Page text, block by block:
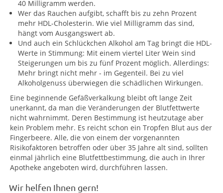
40 Milligramm werden.
Wer das Rauchen aufgibt, schafft bis zu zehn Prozent
mehr HDL-Cholesterin. Wie viel Milligramm das sind,
hängt vom Ausgangswert ab.
Und auch ein Schlückchen Alkohol am Tag bringt die HDL-
Werte in Stimmung: Mit einem viertel Liter Wein sind
Steigerungen um bis zu fünf Prozent möglich. Allerdings:
Mehr bringt nicht mehr - im Gegenteil. Bei zu viel
Alkoholgenuss überwiegen die schädlichen Wirkungen.
Eine beginnende Gefäßverkalkung bleibt oft lange Zeit
unerkannt, da man die Veränderungen der Blutfettwerte
nicht wahrnimmt. Deren Bestimmung ist heutzutage aber
kein Problem mehr. Es reicht schon ein Tropfen Blut aus der
Fingerbeere. Alle, die von einem der vorgenannten
Risikofaktoren betroffen oder über 35 Jahre alt sind, sollten
einmal jährlich eine Blutfettbestimmung, die auch in Ihrer
Apotheke angeboten wird, durchführen lassen.
Wir helfen Ihnen gern!